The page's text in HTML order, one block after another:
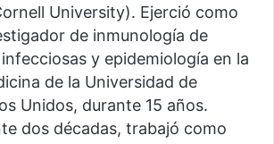
University). Ejerció como
de inmunología de
y epidemiología en la
de la Universidad de
Unidos, durante 15 años.
dos décadas, trabajó como